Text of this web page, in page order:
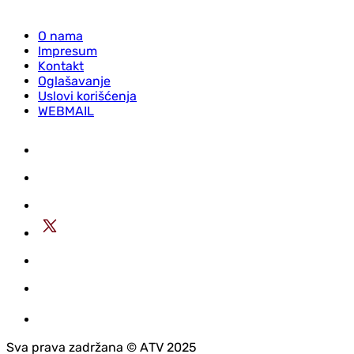
O nama
Impresum
Kontakt
Oglašavanje
Uslovi korišćenja
WEBMAIL
Sva prava zadržana © АTV 2025